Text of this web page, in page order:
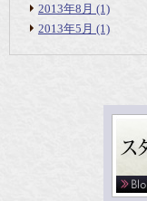
2013年8月 (1)
2013年5月 (1)